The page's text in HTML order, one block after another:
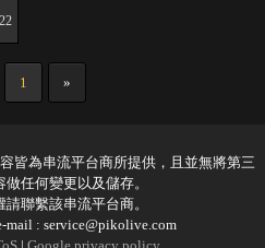
22
1 »
皆為串流平台商所提供，且並無將第三
任何變更以及儲存。
聯繫該串流平台商。
mail : service@pikolive.com